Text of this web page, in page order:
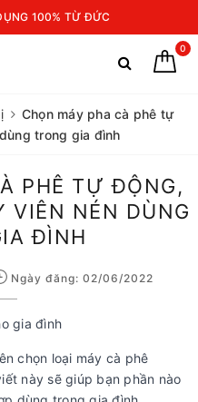
100% TỪ ĐỨC
0
Chọn máy pha cà phê tự
trong gia đình
PHÊ TỰ ĐỘNG,
VIÊN NÉN DÙNG
ĐÌNH
Ngày đăng: 02/06/2022
gia đình
chọn loại máy cà phê
này sẽ giúp bạn phần nào